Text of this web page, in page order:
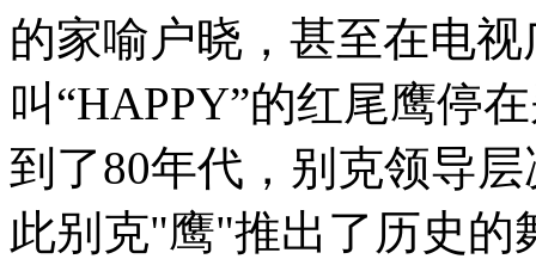
的家喻户晓，甚至在电
叫“HAPPY”的红尾鹰停
到了80年代，别克领导
此别克"鹰"推出了历史的